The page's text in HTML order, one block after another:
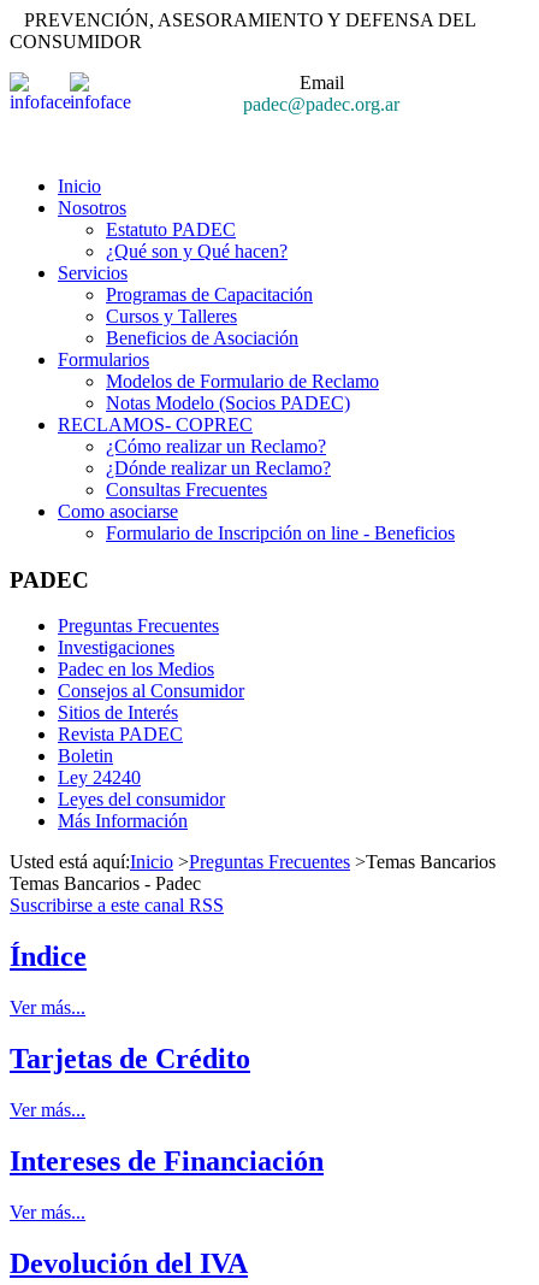
PREVENCIÓN, ASESORAMIENTO Y DEFENSA DEL
CONSUMIDOR
Email
padec@padec.org.ar
Inicio
Nosotros
Estatuto PADEC
¿Qué son y Qué hacen?
Servicios
Programas de Capacitación
Cursos y Talleres
Beneficios de Asociación
Formularios
Modelos de Formulario de Reclamo
Notas Modelo (Socios PADEC)
RECLAMOS- COPREC
¿Cómo realizar un Reclamo?
¿Dónde realizar un Reclamo?
Consultas Frecuentes
Como asociarse
Formulario de Inscripción on line - Beneficios
PADEC
Preguntas Frecuentes
Investigaciones
Padec en los Medios
Consejos al Consumidor
Sitios de Interés
Revista PADEC
Boletin
Ley 24240
Leyes del consumidor
Más Información
Usted está aquí:Inicio >Preguntas Frecuentes >Temas Bancarios
Temas Bancarios - Padec
Suscribirse a este canal RSS
Índice
Ver más...
Tarjetas de Crédito
Ver más...
Intereses de Financiación
Ver más...
Devolución del IVA